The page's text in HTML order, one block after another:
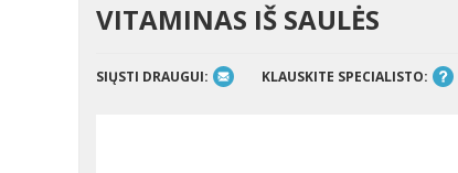
VITAMINAS IŠ SAULĖS
SIŲSTI DRAUGUI: KLAUSKITE SPECIALISTO: